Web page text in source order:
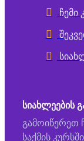
ჩემი
ᲡᲘᲐᲮᲚᲔᲔᲑᲘᲡ
გამოიწერეთ
საქმის კურსში